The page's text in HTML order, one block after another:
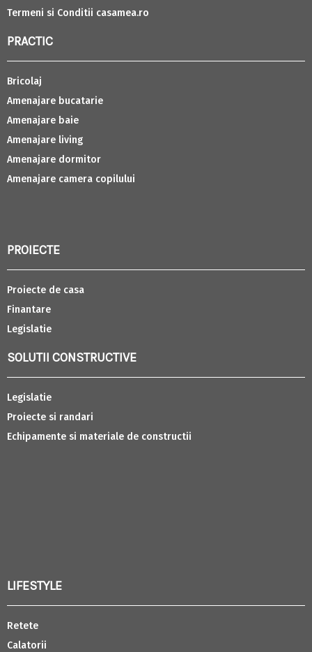
Termeni si Conditii casamea.ro
PRACTIC
Bricolaj
Amenajare bucatarie
Amenajare baie
Amenajare living
Amenajare dormitor
Amenajare camera copilului
PROIECTE
Proiecte de casa
Finantare
Legislatie
SOLUTII CONSTRUCTIVE
Legislatie
Proiecte si randari
Echipamente si materiale de constructii
LIFESTYLE
Retete
Calatorii